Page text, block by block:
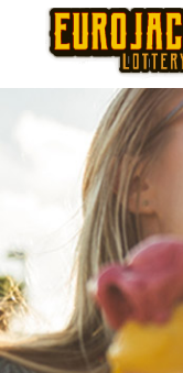
Thursday